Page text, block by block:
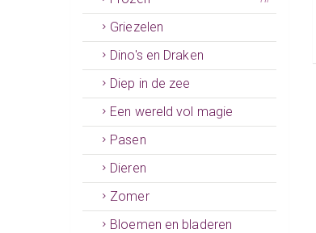
Griezelen
Dino's en Draken
Diep in de zee
Een wereld vol magie
Pasen
Dieren
Zomer
Bloemen en bladeren